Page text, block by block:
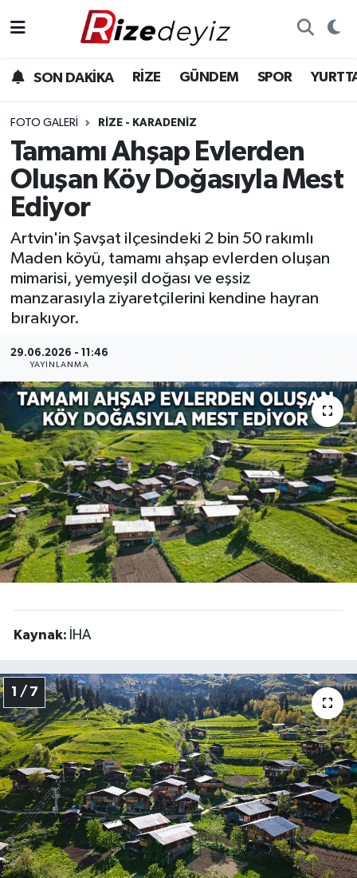
SON DAKİKA RİZE GÜNDEM SPOR
FOTO GALERI RIZE - KARADENIZ
Tamamı Ahşap Evlerden
Oluşan Köy Doğasıyla Mest
Ediyor
Artvin'in Şavşat ilçesindeki 2 bin 50 rakımlı
Maden köyü, tamamı ahşap evlerden oluşan
mimarisi, yemyeşil doğası ve eşsiz
manzarasıyla ziyaretçilerini kendine hayran
bırakıyor.
29.06.2026 - 11:46
YAYINLANMA
Kaynak: İHA
1 / 7
Gündem
Yurttan Haberler
Ekonomi
Teknoloji
Sağlık
Rize Hava Durumu
Rize Trafik Yoğunluk Haritası
Süper Lig Puan Durumu ve Fikstür
Tüm Manşetler
Son Dakika Haberleri
Haber Arşivi